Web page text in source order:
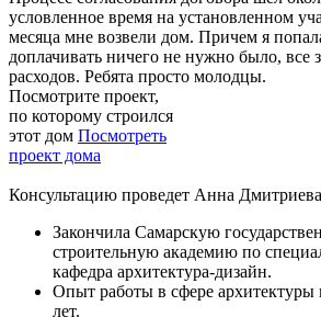
условленное время на установленном
месяца мне возвели дом. Причем я
доплачивать ничего не нужно было, все
расходов. Ребята просто молодцы.
Посмотрите проект,
по которому строился
этот дом Посмотреть
проект дома
Консультацию проведет Анна
Закончила Самарскую
строительную академию по
кафедра архитектура-дизайн.
Опыт работы в сфере архитектуры
лет.